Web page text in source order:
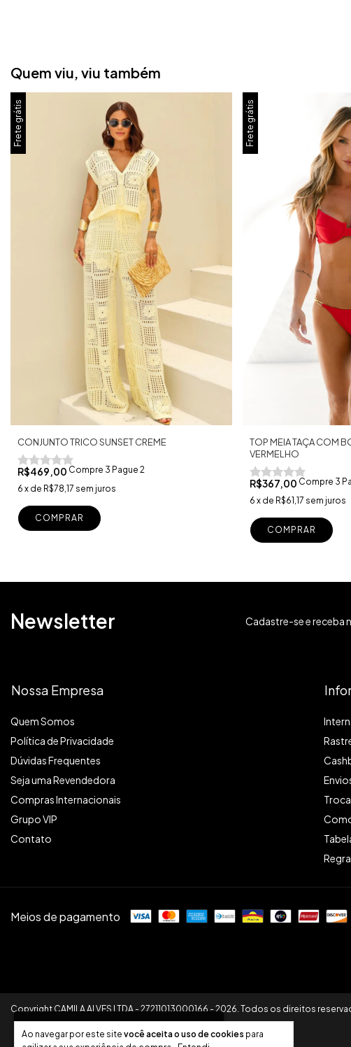
Ao navegar por este site você aceita o uso de cookies para
Quem viu, viu também
Frete grátis
CONJUNTO TRICO SUNSET CREME
R$469,00 Compre 3 Pague 2
6 x de R$78,17 sem juros
Frete grátis
TOP MEIA TAÇA COM
VERMELHO
R$367,00 Compre 3
6 x de R$61,17 sem juros
COMPRAR
Newsletter Cadastre-se e receba
Nossa Empresa
Quem Somos
Política de Privacidade
Dúvidas Frequentes
Seja uma Revendedora
Compras Internacionais
Grupo VIP
Contato
Meios de pagamento
Copyright CAMILA ALVES LTDA - 27211013000166 - 2026. Todos os direitos
R$ 599,00
para você
desbloquear seu 1º brinde!